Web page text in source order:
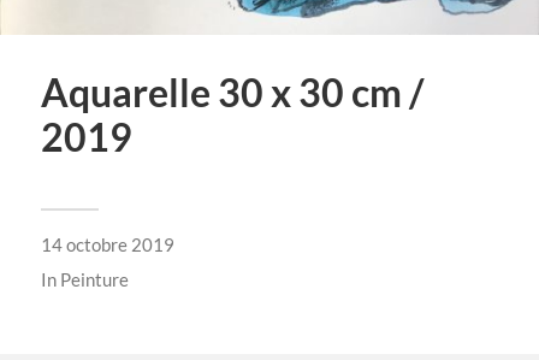
Aquarelle 30 x 30 cm /
2019
14 octobre 2019
In Peinture